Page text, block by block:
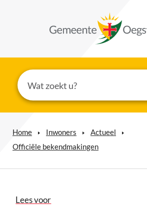
Home Inwoners
Actueel
Officiële bekendmakingen
Lees voor